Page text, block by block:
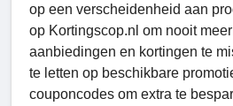
op een verscheidenheid aan
op Kortingscop.nl om nooit
aanbiedingen en kortingen te
te letten op beschikbare
couponcodes om extra te